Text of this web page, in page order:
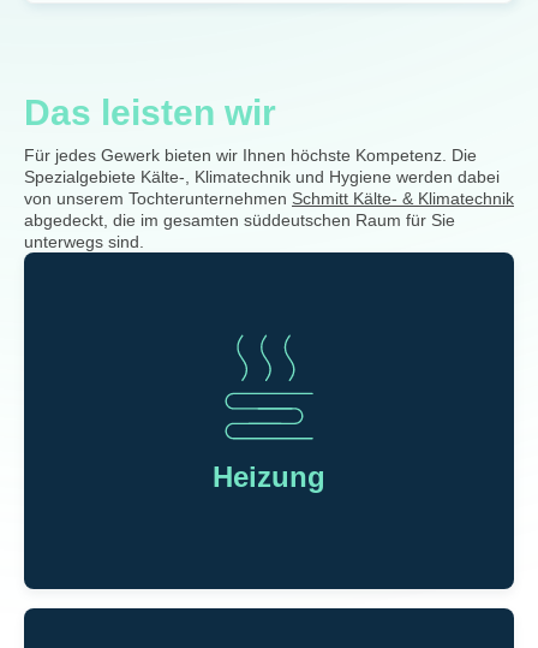
Das leisten wir
Für jedes Gewerk bieten wir Ihnen höchste Kompetenz. Die
Spezialgebiete Kälte-, Klimatechnik und Hygiene werden dabei
von unserem Tochterunternehmen Schmitt Kälte- & Klimatechnik
abgedeckt, die im gesamten süddeutschen Raum für Sie
unterwegs sind.
Heizung